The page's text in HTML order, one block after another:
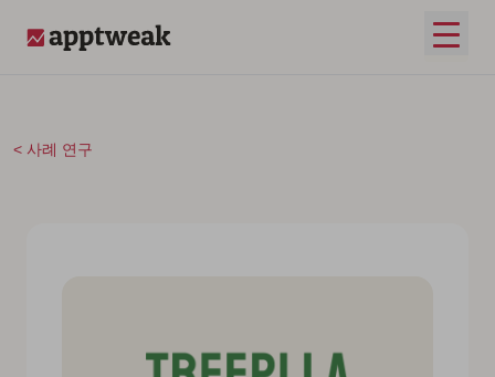
메인
사례 연구